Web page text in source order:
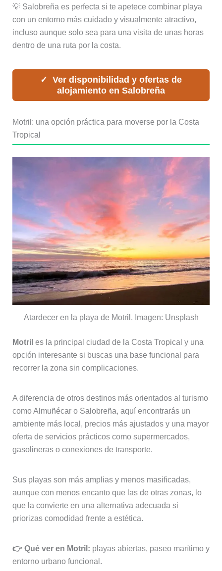
💡 Salobreña es perfecta si te apetece combinar playa
con un entorno más cuidado y visualmente atractivo,
incluso aunque solo sea para una visita de unas horas
dentro de una ruta por la costa.
Ver disponibilidad y ofertas de
alojamiento en Salobreña
Motril: una opción práctica para moverse por la Costa
Tropical
Atardecer en la playa de Motril. Imagen: Unsplash
Motril es la principal ciudad de la Costa Tropical y una
opción interesante si buscas una base funcional para
recorrer la zona sin complicaciones.
A diferencia de otros destinos más orientados al turismo
como Almuñécar o Salobreña, aquí encontrarás un
ambiente más local, precios más ajustados y una mayor
oferta de servicios prácticos como supermercados,
gasolineras o conexiones de transporte.
Sus playas son más amplias y menos masificadas,
aunque con menos encanto que las de otras zonas, lo
que la convierte en una alternativa adecuada si
priorizas comodidad frente a estética.
👉 Qué ver en Motril: playas abiertas, paseo marítimo y
entorno urbano funcional.